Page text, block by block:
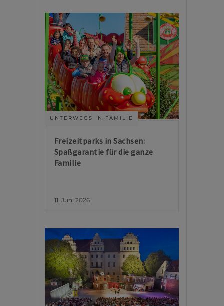
UNTERWEGS IN FAMILIE
Freizeitparks in Sachsen:
Spaßgarantie für die ganze
Familie
11. Juni 2026